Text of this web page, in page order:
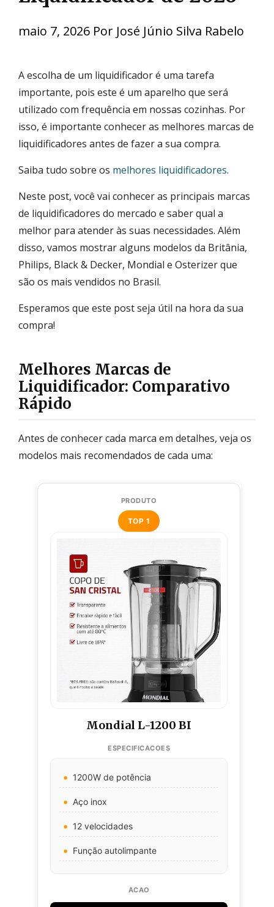
maio 7, 2026 Por José Júnio Silva Rabelo
A escolha de um liquidificador é uma tarefa
importante, pois este é um aparelho que será
utilizado com frequência em nossas cozinhas. Por
isso, é importante conhecer as melhores marcas de
liquidificadores antes de fazer a sua compra.
Saiba tudo sobre os melhores liquidificadores.
Neste post, você vai conhecer as principais marcas
de liquidificadores do mercado e saber qual a
melhor para atender às suas necessidades. Além
disso, vamos mostrar alguns modelos da Britânia,
Philips, Black & Decker, Mondial e Osterizer que
são os mais vendidos no Brasil.
Esperamos que este post seja útil na hora da sua
compra!
Melhores Marcas de
Liquidificador: Comparativo
Rápido
Antes de conhecer cada marca em detalhes, veja os
modelos mais recomendados de cada uma:
Mondial L-1200 BI
TOP 1
1200W de potência
Aço inox
12 velocidades
Função autolimpante